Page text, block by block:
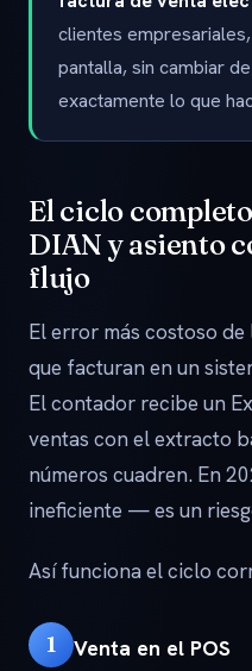
clientes
pantalla, sin cambiar
exactamente lo que
El ciclo
DIAN y asiento
flujo
El error más costoso
que facturan en un
El contador recibe un
ventas con el extracto
números cuadren. En
ineficiente — es un
Así funciona el ciclo
1 Venta en el POS